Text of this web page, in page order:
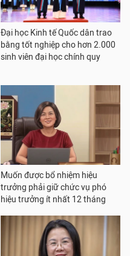
Đại học Kinh tế Quốc dân trao
bằng tốt nghiệp cho hơn 2.000
sinh viên đại học chính quy
Muốn được bổ nhiệm hiệu
trưởng phải giữ chức vụ phó
hiệu trưởng ít nhất 12 tháng